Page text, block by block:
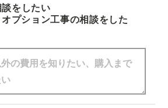
をしたい
プション工事の相談をした